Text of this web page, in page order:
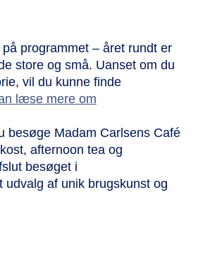
programmet – året rundt er
store og små. Uanset om du
vil du kunne finde
læse mere om
besøge Madam Carlsens Café
afternoon tea og
besøget i
udvalg af unik brugskunst og